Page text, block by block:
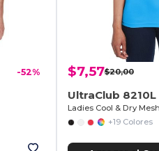
-52% $7,57$20,00
UltraClub 8210L
Ladies Cool & Dry
+19 Colores